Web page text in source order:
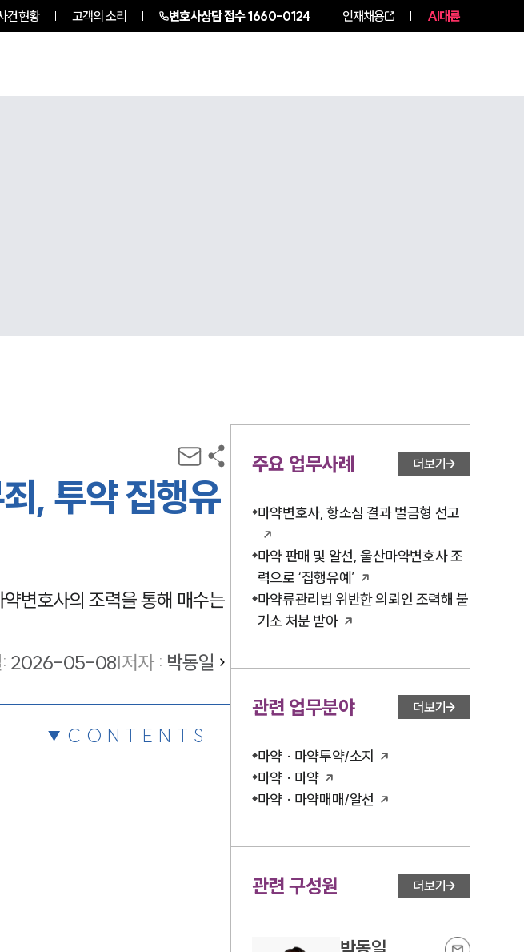
건현황 고객의 소리 변호사상담 접수1660-0124 인재채용 AI대륜
, 투약 집행유
변호사의 조력을 통해 매수는
: 2026-05-08|저자 : 박동일
CONTENTS
주요 업무사례 더보기
마약변호사, 항소심 결과 벌금형 선고
마약 판매 및 알선, 울산마약변호사 조
력으로 ‘집행유예’
마약류관리법 위반한 의뢰인 조력해 불
기소 처분 받아
관련 업무분야 더보기
마약 · 마약투약/소지
마약 · 마약
마약 · 마약매매/알선
관련 구성원 더보기